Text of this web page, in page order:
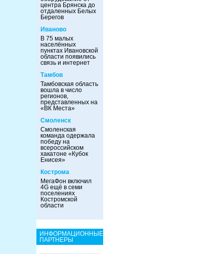
центра Брянска до
отдаленных Белых
Берегов
Иваново
В 75 малых
населённых
пунктах Ивановской
области появились
связь и интернет
Тамбов
Тамбовская область
вошла в число
регионов,
представленных на
«ВК Места»
Смоленск
Смоленская
команда одержала
победу на
всероссийском
хакатоне «Кубок
Енисея»
Кострома
МегаФон включил
4G ещё в семи
поселениях
Костромской
области
ИНФОРМАЦИОННЫЕ
ПАРТНЕРЫ